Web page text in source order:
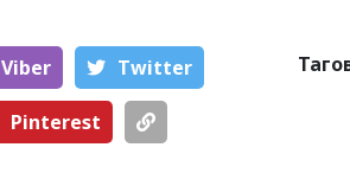
Viber Тwitter
Pinterest